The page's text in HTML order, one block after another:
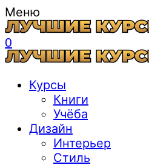
Меню
0
Курсы
Книги
Учёба
Дизайн
Интерьер
Стиль